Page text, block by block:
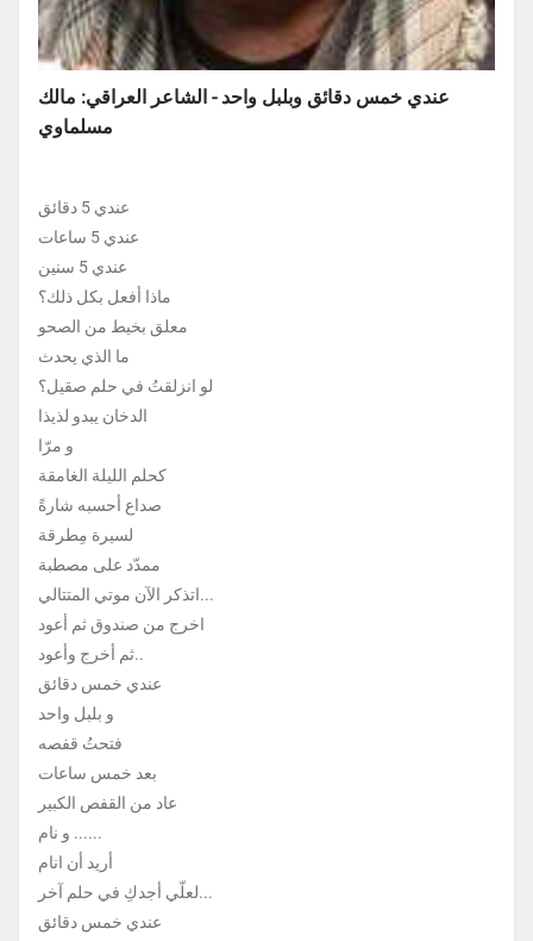
عندي خمس دقائق وبلبل واحد - الشاعر العراقي: مالك
مسلماوي
عندي 5 دقائق
عندي 5 ساعات
عندي 5 سنين
ماذا أفعل بكل ذلك؟
معلق بخيط من الصحو
ما الذي يحدث
لو انزلقتُ في حلم صقيل؟
الدخان يبدو لذيذا
و مرّا
كحلم الليلة الغامقة
صداع أحسبه شارةً
لسيرة مِطرقة
ممدّد على مصطبة
اتذكر الآن موتي المتتالي...
اخرج من صندوق ثم أعود
ثم أخرج وأعود..
عندي خمس دقائق
و بلبل واحد
فتحتُ قفصه
بعد خمس ساعات
عاد من القفص الكبير
و نام ......
أريد أن انام
لعلّي أجدكِ في حلم آخر...
عندي خمس دقائق